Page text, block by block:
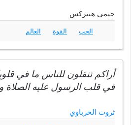
جيمي هنتركس
الحب القوة العالم
أراكم تنقلون للناس ما في
في قلب الرسول عليه الصلاة
ثروت الخرباوي